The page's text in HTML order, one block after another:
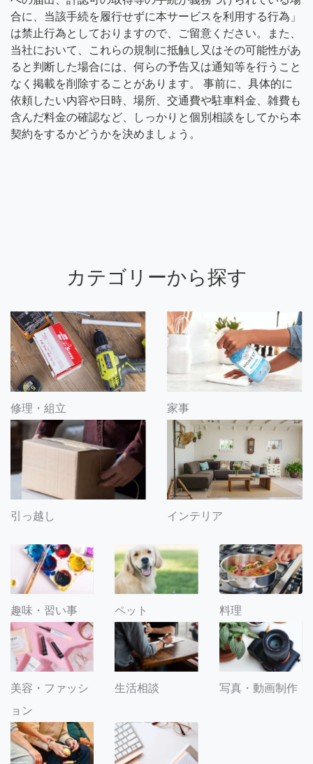
合に、当該手続を履行せずに本サービスを利用する行為」
は禁止行為としておりますので、ご留意ください。また、
当社において、これらの規制に抵触し又はその可能性があ
ると判断した場合には、何らの予告又は通知等を行うこと
なく掲載を削除することがあります。 事前に、具体的に
依頼したい内容や日時、場所、交通費や駐車料金、雑費も
含んだ料金の確認など、しっかりと個別相談をしてから本
契約をするかどうかを決めましょう。
カテゴリーから探す
修理・組立 家事
引っ越し インテリア
趣味・習い事 ペット 料理
美容・ファッシ
ョン
生活相談 写真・動画制作